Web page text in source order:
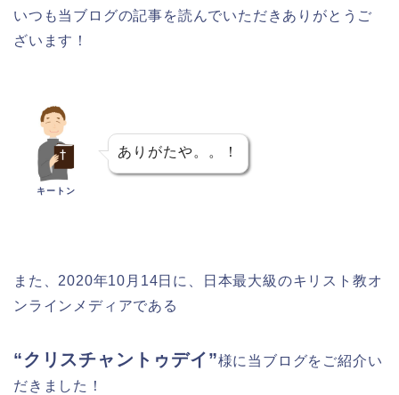
いつも当ブログの記事を読んでいただきありがとうご
ざいます！
キートン
ありがたや。。！
また、2020年10月14日に、日本最大級のキリスト教オ
ンラインメディアである
“クリスチャントゥデイ”様に当ブログをご紹介い
だきました！